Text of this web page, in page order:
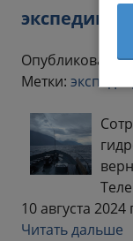
Опубликовано:
Метки:
10 августа
Читать дальше